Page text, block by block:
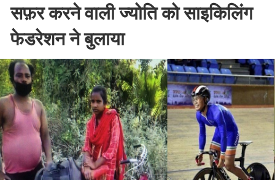
सफ़र करने वाली ज्योति को साइकिलिंग
फेडरेशन ने बुलाया